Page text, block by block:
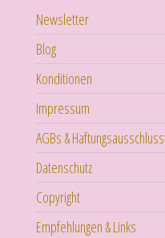
Newsletter
Blog
Konditionen
Impressum
AGBs & Haftungsausschluss
Datenschutz
Copyright
Empfehlungen & Links